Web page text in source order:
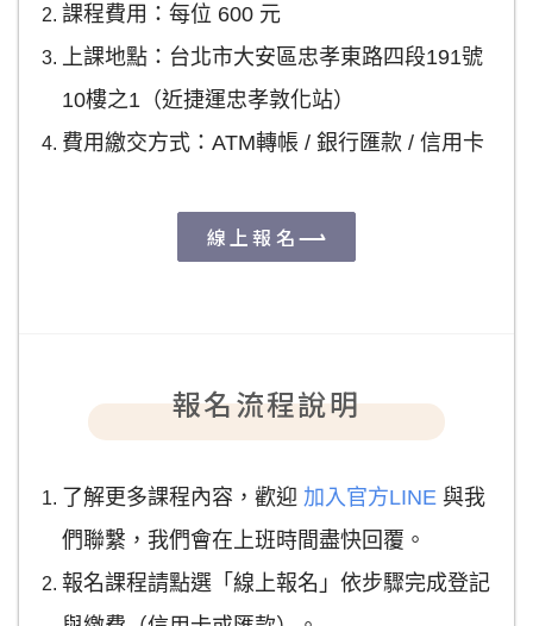
課程費用：每位 600 元
上課地點：台北市大安區忠孝東路四段191號
10樓之1（近捷運忠孝敦化站）
費用繳交方式： ATM轉帳 / 銀行匯款 / 信用卡
線上報名
報名流程說明
了解更多課程內容，歡迎 加入 官方LINE 與我
們聯繫，我們會在上班時間盡快回覆。
報名課程請點選「線上報名」依步驟完成登記